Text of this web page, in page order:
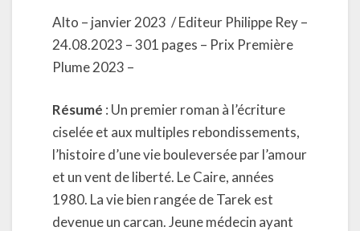
Alto – janvier 2023 / Editeur Philippe Rey –
24.08.2023 – 301 pages – Prix Première
Plume 2023 –
Résumé : Un premier roman à l’écriture
ciselée et aux multiples rebondissements,
l’histoire d’une vie bouleversée par l’amour
et un vent de liberté. Le Caire, années
1980. La vie bien rangée de Tarek est
devenue un carcan. Jeune médecin ayant